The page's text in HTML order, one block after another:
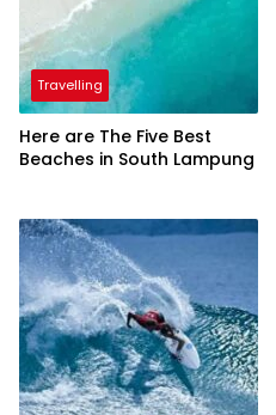
Travelling
Here are The Five Best
Beaches in South Lampung